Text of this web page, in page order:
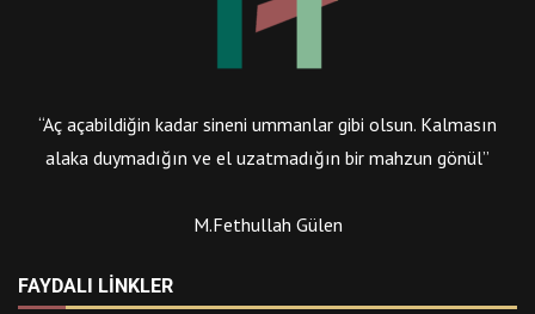
“Aç açabildiğin kadar sineni ummanlar gibi olsun. Kalmasın
alaka duymadığın ve el uzatmadığın bir mahzun gönül”
M.Fethullah Gülen
FAYDALI LINKLER